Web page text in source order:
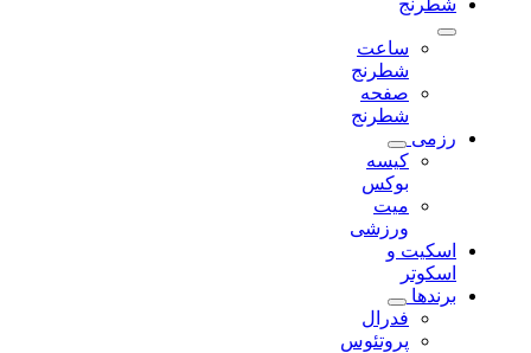
شطرنج
ساعت
شطرنج
صفحه
شطرنج
رزمی
کیسه
بوکس
میت
ورزشی
اسکیت و
اسکوتر
برندها
فدرال
پروتئوس